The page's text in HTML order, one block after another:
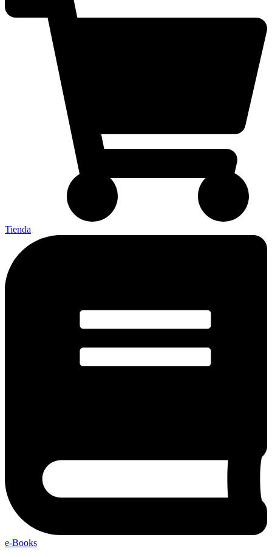
Tienda
e-Books